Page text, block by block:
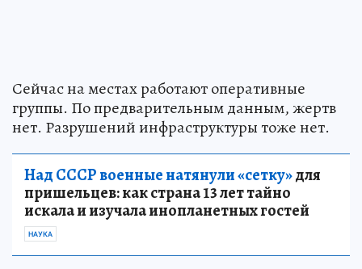
Сейчас на местах работают оперативные
группы. По предварительным данным, жертв
нет. Разрушений инфраструктуры тоже нет.
Над СССР военные натянули «сетку»для
пришельцев: как страна 13 лет тайно
искала и изучала инопланетных гостей
НАУКА